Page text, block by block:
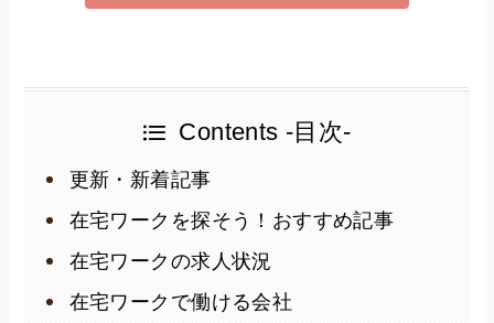
Contents -目次-
更新・新着記事
在宅ワークを探そう！おすすめ記事
在宅ワークの求人状況
在宅ワークで働ける会社